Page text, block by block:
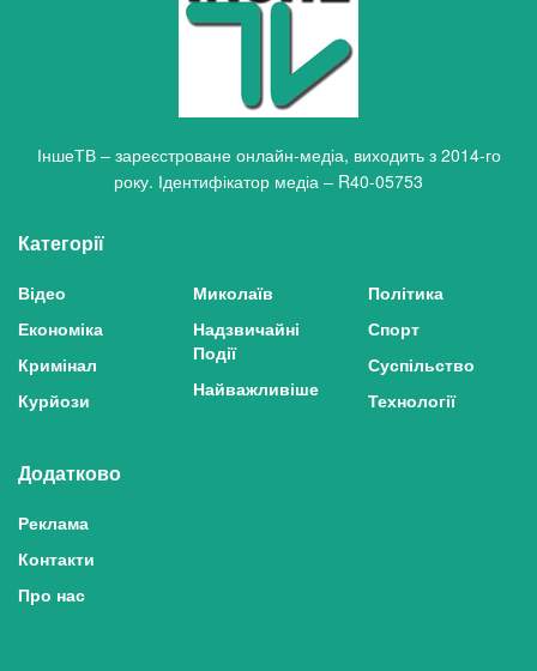
ІншеТВ – зареєстроване онлайн-медіа, виходить з 2014-го
року. Ідентифікатор медіа – R40-05753
Категорії
Відео
Економіка
Кримінал
Курйози
Миколаїв
Надзвичайні
Події
Найважливіше
Політика
Спорт
Суспільство
Технології
Додатково
Реклама
Контакти
Про нас